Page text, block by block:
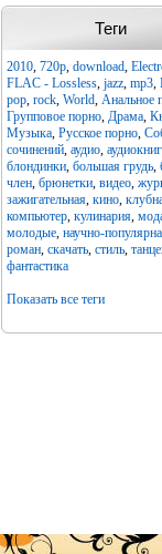
Теги
2010, 720p, download,
FLAC - Lossless, jazz, mp3,
pop, rock, World, Анальное
Групповое порно, Драма,
Музыка, Русское порно,
сочинений, аудио,
блондинки, большая грудь,
член, брюнетки, видео,
зажигательная, кино,
компьютер, кулинария,
молодые, научно-
роман, скачать, стиль,
фантастика
Показать все теги